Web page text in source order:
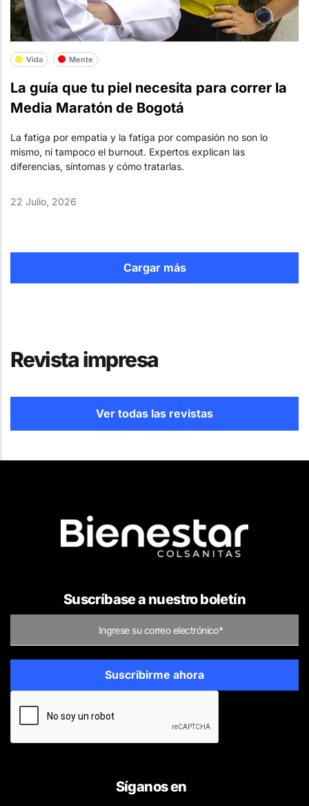
Vida Mente
La guía que tu piel necesita para correr la
Media Maratón de Bogotá
La fatiga por empatía y la fatiga por compasión no son lo
mismo, ni tampoco el burnout. Expertos explican las
diferencias, síntomas y cómo tratarlas.
22 Julio, 2026
Cargar más
Revista impresa
Ver todas las revistas
Suscríbase a nuestro boletín
Síganos en